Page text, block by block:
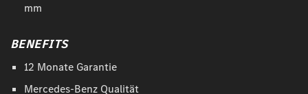
mm
BENEFITS
12 Monate Garantie
Mercedes-Benz Qualität